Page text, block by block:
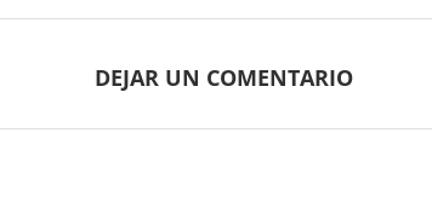
DEJAR UN COMENTARIO